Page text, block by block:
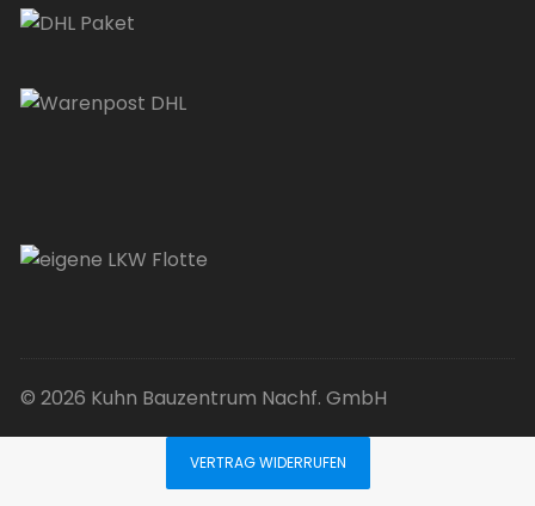
© 2026 Kuhn Bauzentrum Nachf. GmbH
VERTRAG WIDERRUFEN